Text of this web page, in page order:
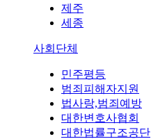
제주
세종
사회단체
민주평등
범죄피해자지원
법사랑,범죄예방
대한변호사협회
대한법률구조공단